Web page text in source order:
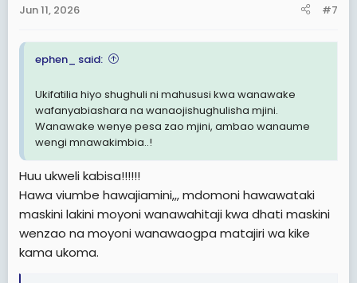
s
Jun 11, 2026 #7
ephen_ said:
Ukifatilia hiyo shughuli ni mahususi kwa wanawake
wafanyabiashara na wanaojishughulisha mjini.
Wanawake wenye pesa zao mjini, ambao wanaume
wengi mnawakimbia..!
Huu ukweli kabisa!!!!!!
Hawa viumbe hawajiamini,,, mdomoni hawawataki
maskini lakini moyoni wanawahitaji kwa dhati maskini
wenzao na moyoni wanawaogpa matajiri wa kike
kama ukoma.